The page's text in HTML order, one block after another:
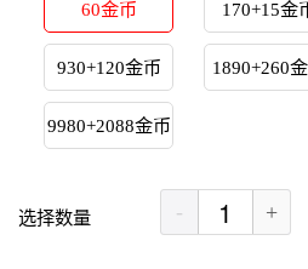
60金币 170+15金
930+120金币 1890+260
9980+2088金币
选择数量 - +